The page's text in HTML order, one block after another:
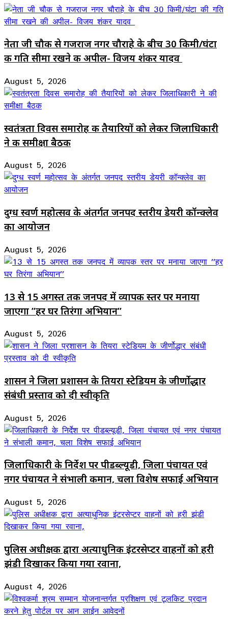
नेता जी चौक से गजराज नगर चौराहे के बीच 30 किमी/घंटा
की गति सीमा रखने की अपील- विजय शंकर यादव
August 5, 2026
स्वतंत्रता दिवस समारोह की तैयारियों को लेकर जिलाधिकारी
ने की समीक्षा बैठक
August 5, 2026
दुग्ध स्वर्ण महोत्सव के अंतर्गत जनपद स्तरीय डेयरी कॉन्क्लेव
का आयोजन
August 5, 2026
13 से 15 अगस्त तक जनपद में व्यापक स्तर पर मनाया
जाएगा ’’हर घर तिरंगा अभियान’’
August 5, 2026
शासन ने जिला प्रशासन के तियरा स्टेडियम के जीर्णोद्धार
संबंधी प्रस्ताव को दी स्वीकृति
August 5, 2026
जिलाधिकारी के निर्देश पर पीडब्ल्यूडी, जिला पंचायत एवं
नगर पंचायत ने संभाली कमान, चला विशेष सफाई अभियान
August 5, 2026
पुलिस अधीक्षक द्वारा अत्याधुनिक इंटरसेप्टर वाहनों को हरी
झंडी दिखाकर किया गया रवाना,
August 4, 2026